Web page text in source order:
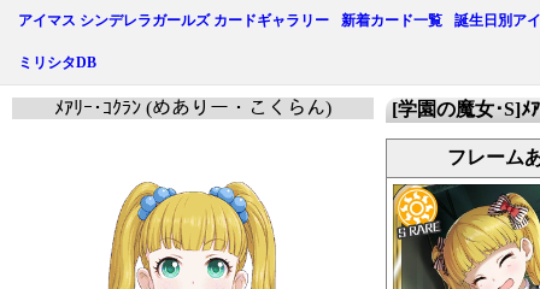
アイマス シンデレラガールズ カードギャラリー 新着カード一覧 誕生日別ア
ミリシタDB
[学園の魔女･S]ﾒ
フレーム
ﾒｱﾘｰ･ｺｸﾗﾝ (めありー・こくらん)